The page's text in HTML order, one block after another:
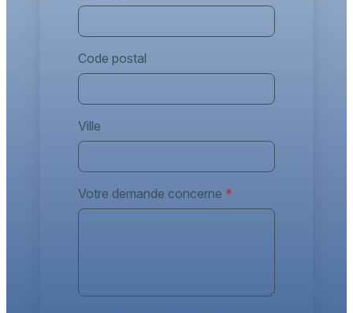
Code postal
Ville
Votre demande concerne *